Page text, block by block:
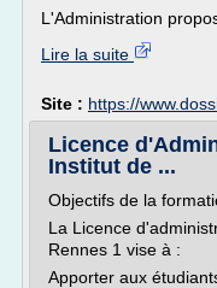
L'Administration
Lire la suite
Site : https://
Licence
Institut de ...
Objectifs de la
La Licence
Rennes 1 vise à :
Apporter aux